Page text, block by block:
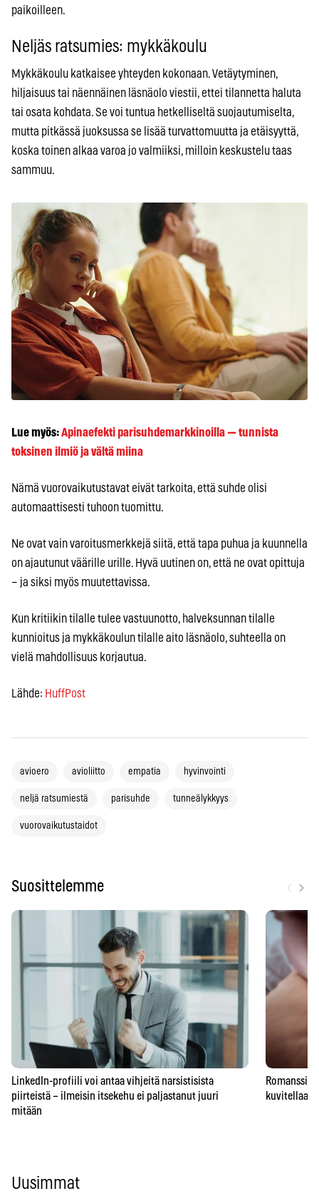
paikoilleen.
Neljäs ratsumies: mykkäkoulu
Mykkäkoulu katkaisee yhteyden kokonaan. Vetäytyminen,
hiljaisuus tai näennäinen läsnäolo viestii, ettei tilannetta haluta
tai osata kohdata. Se voi tuntua hetkelliseltä suojautumiselta,
mutta pitkässä juoksussa se lisää turvattomuutta ja etäisyyttä,
koska toinen alkaa varoa jo valmiiksi, milloin keskustelu taas
sammuu.
Lue myös:Apinaefekti parisuhdemarkkinoilla — tunnista
toksinen ilmiö ja vältä miina
Nämä vuorovaikutustavat eivät tarkoita, että suhde olisi
automaattisesti tuhoon tuomittu.
Ne ovat vain varoitusmerkkejä siitä, että tapa puhua ja kuunnella
on ajautunut väärille urille. Hyvä uutinen on, että ne ovat opittuja
– ja siksi myös muutettavissa.
Kun kritiikin tilalle tulee vastuunotto, halveksunnan tilalle
kunnioitus ja mykkäkoulun tilalle aito läsnäolo, suhteella on
vielä mahdollisuus korjautua.
Lähde: HuffPost
avioero avioliitto empatia hyvinvointi
neljä ratsumiestä parisuhde tunneälykkyys
vuorovaikutustaidot
Suosittelemme ›
LinkedIn-profiili voi antaa vihjeitä narsistisista
piirteistä – ilmeisin itsekehu ei paljastanut juuri
mitään
kuvitellaan
Uusimmat